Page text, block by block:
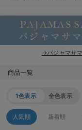
ハレの日に着る
冬に可愛いニットがお得！
便利な育児家電
→パジャマサ
商品一覧
1色表示 全色表示
人気順 新着順